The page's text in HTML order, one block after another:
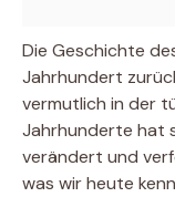
Die Geschichte
Jahrhundert
vermutlich in der
Jahrhunderte hat
verändert und
was wir heute